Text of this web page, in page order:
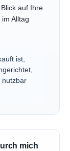
auf Ihre
Alltag
ist,
nutzbar
mich